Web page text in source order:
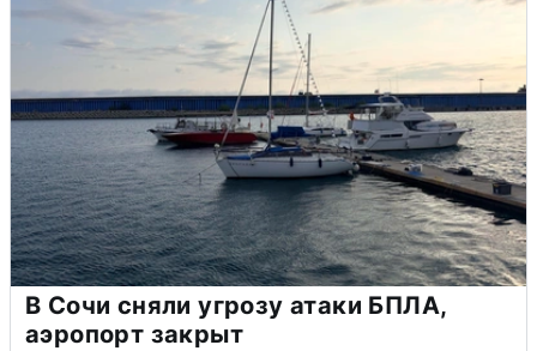
В Сочи сняли угрозу атаки БПЛА,
аэропорт закрыт